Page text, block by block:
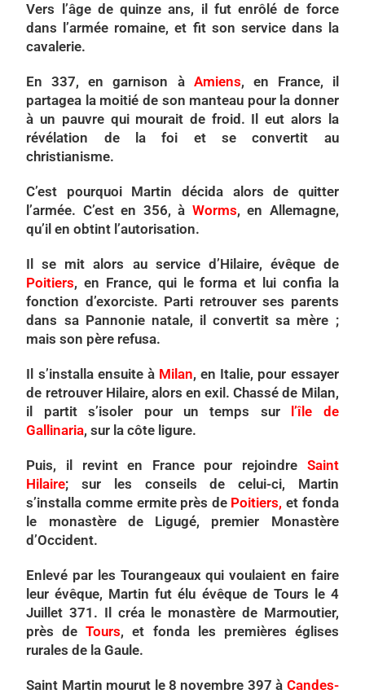
Vers l’âge de quinze ans, il fut enrôlé de force
dans l’armée romaine, et fit son service dans la
cavalerie.
En 337, en garnison à Amiens, en France, il
partagea la moitié de son manteau pour la donner
à un pauvre qui mourait de froid. Il eut alors la
révélation de la foi et se convertit au
christianisme.
C’est pourquoi Martin décida alors de quitter
l’armée. C’est en 356, à Worms, en Allemagne,
qu’il en obtint l’autorisation.
Il se mit alors au service d’Hilaire, évêque de
Poitiers, en France, qui le forma et lui confia la
fonction d’exorciste. Parti retrouver ses parents
dans sa Pannonie natale, il convertit sa mère ;
mais son père refusa.
Il s’installa ensuite à Milan, en Italie, pour essayer
de retrouver Hilaire, alors en exil. Chassé de Milan,
il partit s’isoler pour un temps sur
l’île de
Gallinaria, sur la côte ligure.
Puis, il revint en France pour rejoindre Saint
Hilaire; sur les conseils de celui-ci, Martin
s’installa comme ermite près de Poitiers, et fonda
le monastère de Ligugé, premier Monastère
d’Occident.
Enlevé par les Tourangeaux qui voulaient en faire
leur évêque, Martin fut élu évêque de Tours le 4
Juillet 371. Il créa le monastère de Marmoutier,
près deTours, et fonda les premières églises
rurales de la Gaule.
Saint Martin mourut le 8 novembre 397 à Candes-